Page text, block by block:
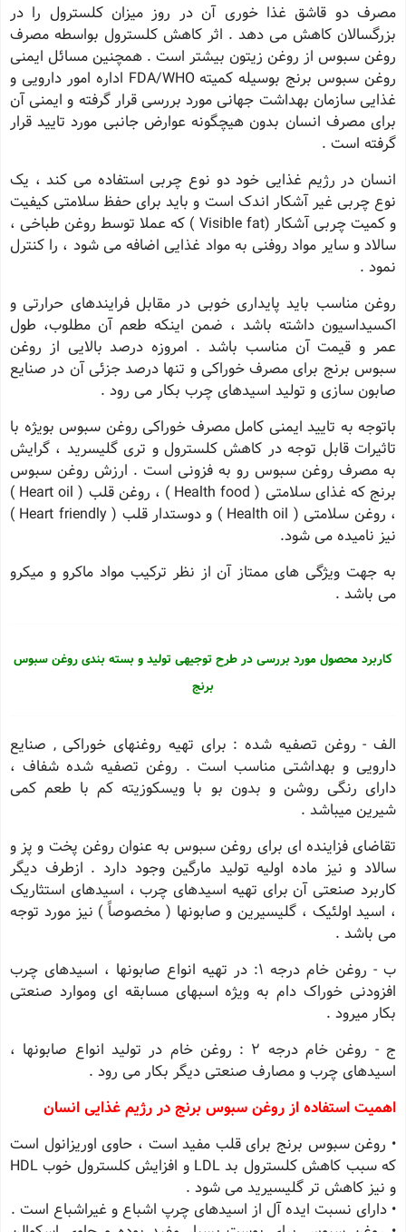
مصرف دو قاشق غذا خوری آن در روز میزان کلسترول را در
بزرگسالان کاهش می دهد . اثر کاهش کلسترول بواسطه مصرف
روغن سبوس از روغن زیتون بیشتر است . همچنین مسائل ایمنی
روغن سبوس برنج بوسیله کمیته FDA/WHO اداره امور دارویی و
غذایی سازمان بهداشت جهانی مورد بررسی قرار گرفته و ایمنی آن
برای مصرف انسان بدون هیچگونه عوارض جانبی مورد تایید قرار
گرفته است .
انسان در رژیم غذایی خود دو نوع چربی استفاده می کند ، یک
نوع چربی غیر آشکار اندک است و باید برای حفظ سلامتی کیفیت
و کمیت چربی آشکار (Visible fat ) که عملا توسط روغن طباخی ،
سالاد و سایر مواد روفنی به مواد غذایی اضافه می شود ، را کنترل
نمود .
روغن مناسب باید پایداری خوبی در مقابل فرایندهای حرارتی و
اکسیداسیون داشته باشد ، ضمن اینکه طعم آن مطلوب، طول
عمر و قیمت آن مناسب باشد . امروزه درصد بالایی از روغن
سبوس برنج برای مصرف خوراکی و تنها درصد جزئی آن در صنایع
صابون سازی و تولید اسیدهای چرب بکار می رود .
باتوجه به تایید ایمنی کامل مصرف خوراکی روغن سبوس بویژه با
تاثیرات قابل توجه در کاهش کلسترول و تری گلیسرید ، گرایش
به مصرف روغن سبوس رو به فزونی است . ارزش روغن سبوس
برنج که غذای سلامتی ( Health food ) ، روغن قلب ( Heart oil )
، روغن سلامتی ( Health oil ) و دوستدار قلب ( Heart friendly )
نیز نامیده می شود.
به جهت ویژگی های ممتاز آن از نظر ترکیب مواد ماکرو و میکرو
می باشد .
کاربرد محصول مورد بررسی در طرح توجیهی تولید و بسته بندی روغن سبوس
برنج
الف - روغن تصفیه شده : برای تهیه روغنهای خوراکی , صنایع
دارویی و بهداشتی مناسب است . روغن تصفیه شده شفاف ،
دارای رنگی روشن و بدون بو با ویسکوزیته کم با طعم کمی
شیرین میباشد .
تقاضای فزاینده ای برای روغن سبوس به عنوان روغن پخت و پز و
سالاد و نیز ماده اولیه تولید مارگین وجود دارد . ازطرف دیگر
کاربرد صنعتی آن برای تهیه اسیدهای چرب ، اسیدهای استثاریک
، اسید اولئیک ، گلیسیرین و صابونها ( مخصوصاً ) نیز مورد توجه
می باشد .
ب - روغن خام درجه ۱: در تهیه انواع صابونها ، اسیدهای چرب
افزودنی خوراک دام به ویژه اسبهای مسابقه ای وموارد صنعتی
بکار میرود .
ج - روغن خام درجه ۲ : روغن خام در تولید انواع صابونها ،
اسیدهای چرب و مصارف صنعتی دیگر بکار می رود .
اهمیت استفاده از روغن سبوس برنج در رژیم غذایی انسان
• روغن سبوس برنج برای قلب مفید است ، حاوی اوریزانول است
که سبب کاهش کلسترول بد LDL و افزایش کلسترول خوب HDL
و نیز کاهش تر گلیسیرید می شود .
• دارای نسبت ایده آل از اسیدهای چرپ اشباع و غیراشباع است .